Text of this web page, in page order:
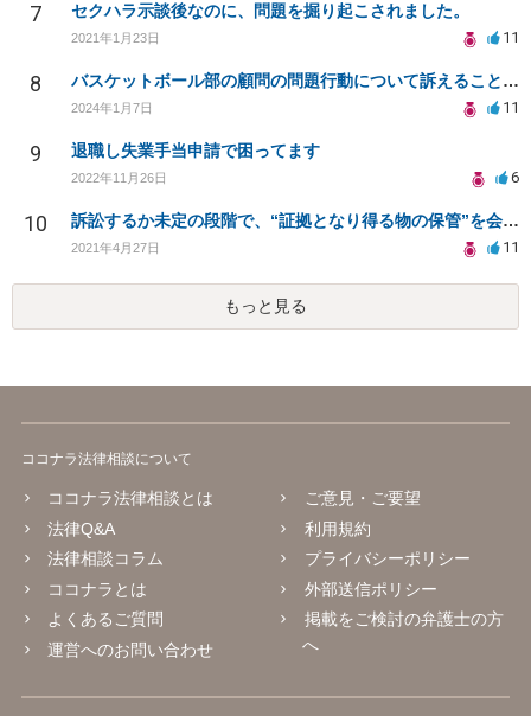
7 セクハラ示談後なのに、問題を掘り起こされました。
2021年1月23日 11
8 バスケットボール部の顧問の問題行動について訴えることは可能でしょうか？
2024年1月7日 11
9 退職し失業手当申請で困ってます
2022年11月26日 6
10 訴訟するか未定の段階で、“証拠となり得る物の保管”を会社に応じてもらえる方法は在りますか?
2021年4月27日 11
もっと見る
ココナラ法律相談について
ココナラ法律相談とは
法律Q&A
法律相談コラム
ココナラとは
よくあるご質問
運営へのお問い合わせ
ご意見・ご要望
利用規約
プライバシーポリシー
外部送信ポリシー
掲載をご検討の弁護士の方
へ